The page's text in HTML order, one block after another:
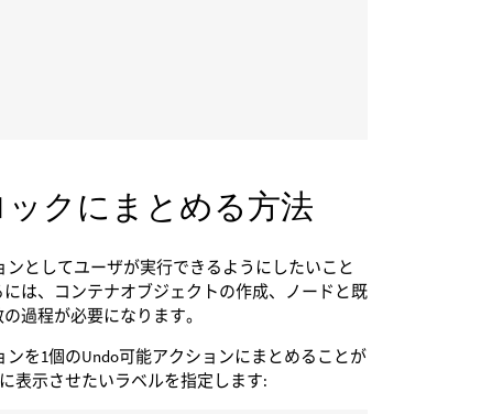
クにまとめる方法
としてユーザが実行できるようにしたいこと
は、コンテナオブジェクトの作成、ノードと既
過程が必要になります。
を1個のUndo可能アクションにまとめることが
表示させたいラベルを指定します: